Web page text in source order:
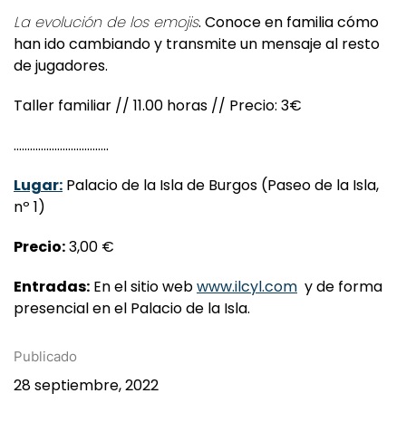
La evolución de los emojis. Conoce en familia cómo
han ido cambiando y transmite un mensaje al resto
de jugadores.
Taller familiar // 11.00 horas // Precio: 3€
……………………………..
Lugar: Palacio de la Isla de Burgos (Paseo de la Isla,
nº 1)
Precio:3,00 €
Entradas: En el sitio webwww.ilcyl.com y de forma
presencial en el Palacio de la Isla.
Publicado
28 septiembre, 2022